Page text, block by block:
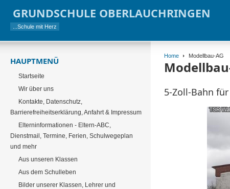
GRUNDSCHULE OBERLAUCHRINGEN
...Schule mit Herz
Home Modellbau-AG
5-Zoll-Bahn
HAUPTMENÜ
Startseite
Wir über uns
Kontakte, Datenschutz,
Barrierefreiheitserklärung, Anfahrt & Impressum
Elterninformationen - Eltern-ABC,
Dienstmail, Termine, Ferien, Schulwegeplan
und mehr
Aus unseren Klassen
Aus dem Schulleben
Bilder unserer Klassen, Lehrer und